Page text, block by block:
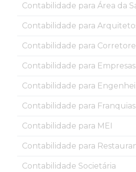
Contabilidade para Área da
Contabilidade para
Contabilidade para
Contabilidade para
Contabilidade para
Contabilidade para Franquias
Contabilidade para MEI
Contabilidade para
Contabilidade Societária